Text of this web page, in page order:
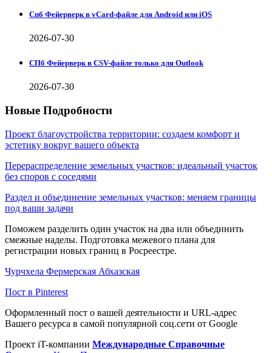
Спб Фейерверк в vCard-файле для Android или iOS
2026-07-30
СПб Фейерверк в CSV-файле только для Outlook
2026-07-30
Новые Подробности
Проект благоустройства территории: создаем комфорт и
эстетику вокруг вашего объекта
Перераспределение земельных участков: идеальный участок
без споров с соседями
Раздел и объединение земельных участков: меняем границы
под ваши задачи
Поможем разделить один участок на два или объединить
смежные наделы. Подготовка межевого плана для
регистрации новых границ в Росреестре.
Чурчхела Фермерская Абхазская
Пост в Pinterest
Оформленный пост о вашей деятельности и URL-адрес
Вашего ресурса в самой популярной соц.сети от Google
Проект iT-компании Международные Справочные